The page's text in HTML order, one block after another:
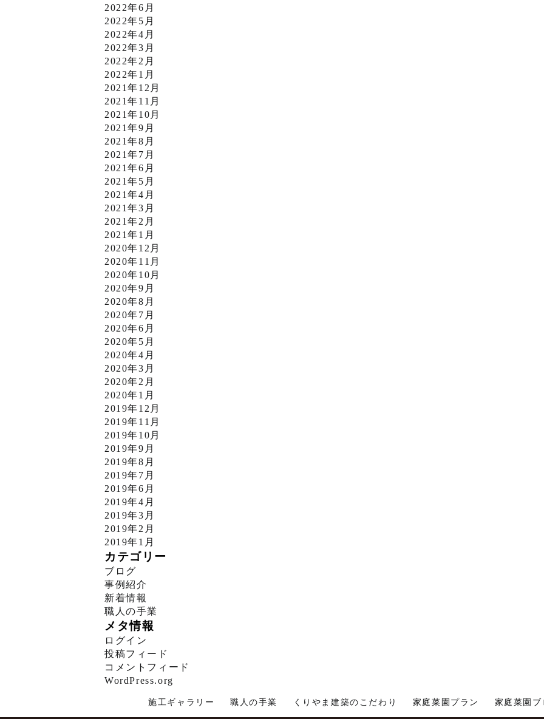
2022年6月
2022年5月
2022年4月
2022年3月
2022年2月
2022年1月
2021年12月
2021年11月
2021年10月
2021年9月
2021年8月
2021年7月
2021年6月
2021年5月
2021年4月
2021年3月
2021年2月
2021年1月
2020年12月
2020年11月
2020年10月
2020年9月
2020年8月
2020年7月
2020年6月
2020年5月
2020年4月
2020年3月
2020年2月
2020年1月
2019年12月
2019年11月
2019年10月
2019年9月
2019年8月
2019年7月
2019年6月
2019年4月
2019年3月
2019年2月
2019年1月
カテゴリー
ブログ
事例紹介
新着情報
職人の手業
メタ情報
ログイン
投稿フィード
コメントフィード
WordPress.org
施工ギャラリー 職人の手業 くりやま建築のこだわり 家庭菜園プラン 家庭菜園ブ